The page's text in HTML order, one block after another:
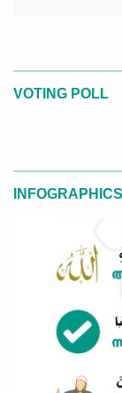
VOTING POLL
INFOGRAPHICS